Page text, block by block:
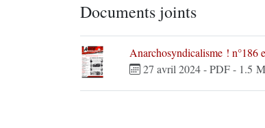
Documents joints
Anarchosyndicalisme ! n°186
27 avril 2024-PDF- 1.5